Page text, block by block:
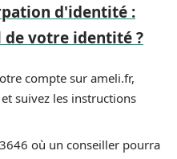
d'identité :
de votre identité ?
compte sur ameli.fr,
suivez les instructions
où un conseiller pourra